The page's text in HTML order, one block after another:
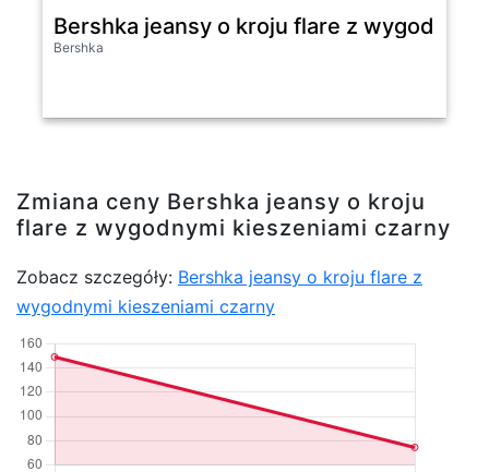
Bershka jeansy o kroju flare z
Bershka
Zmiana ceny Bershka jeansy o kroju
flare z wygodnymi kieszeniami czarny
Zobacz szczegóły: Bershka jeansy o kroju flare z
wygodnymi kieszeniami czarny